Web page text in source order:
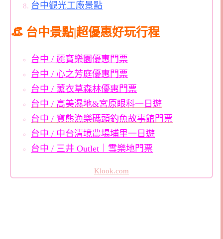
台中觀光工廠景點
👒 台中景點|超優惠好玩行程
台中 / 麗寶樂園優惠門票
台中 / 心之芳庭優惠門票
台中 / 薰衣草森林優惠門票
台中 / 高美濕地&宮原眼科一日遊
台中 / 寶熊漁樂碼頭釣魚故事館門票
台中 / 中台清境農場埔里一日遊
台中 / 三井 Outlet｜雪樂地門票
Klook.com